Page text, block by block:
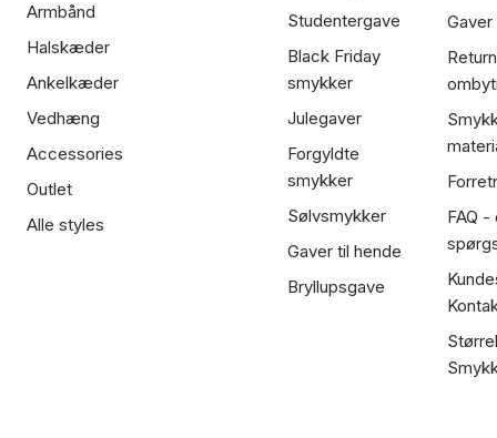
Armbånd
Halskæder
Ankelkæder
Vedhæng
Accessories
Outlet
Alle styles
Studentergave
Black Friday
smykker
Julegaver
Forgyldte
smykker
Sølvsmykker
Gaver til hende
Bryllupsgave
FAQ